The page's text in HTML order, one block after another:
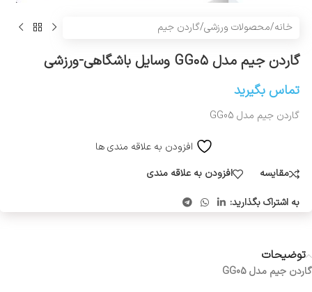
خانه/محصولات ورزشی/گاردن جیم
گاردن جیم مدل GG۰۵ وسایل باشگاهی-ورزشی
تماس بگیرید
گاردن جیم مدل GG05
افزودن به علاقه مندی ها
مقایسه
افزودن به علاقه مندی
به اشتراک بگذارید:
توضیحات
گاردن جیم مدل GG05